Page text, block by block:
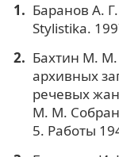
Баранов А.
Stylistika.
Бахтин М.
архивных
речевых
М. М.
5. Работы